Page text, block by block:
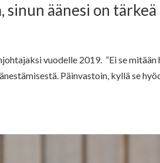
sinun äänesi on tärkeä
vuodelle 2019. ”Ei se mitään
Päinvastoin, kyllä se